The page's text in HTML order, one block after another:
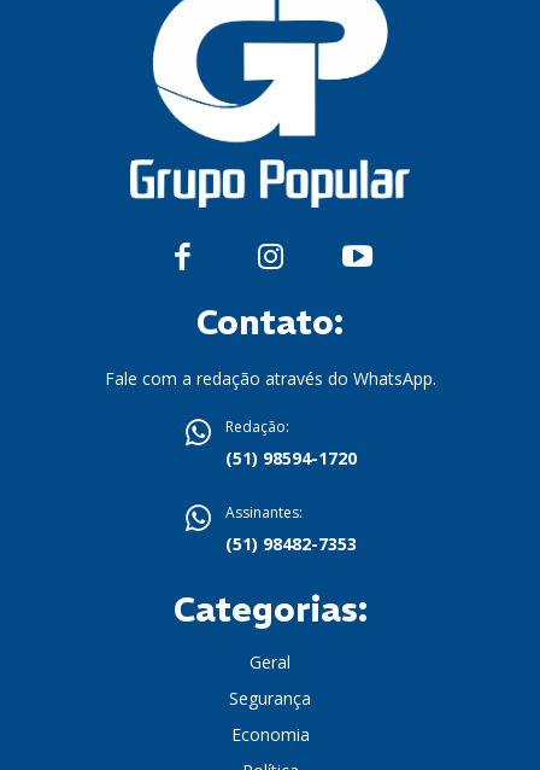
Contato:
Fale com a redação através do WhatsApp.
Redação:
(51) 98594-1720
Assinantes:
(51) 98482-7353
Categorias:
Geral
Segurança
Economia